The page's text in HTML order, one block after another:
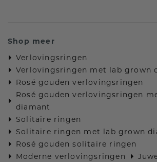
Shop meer
Verlovingsringen
Verlovingsringen met lab grown
Rosé gouden verlovingsringen
Rosé gouden verlovingsringen
diamant
Solitaire ringen
Solitaire ringen met lab grown
Rosé gouden solitaire ringen
Moderne verlovingsringen